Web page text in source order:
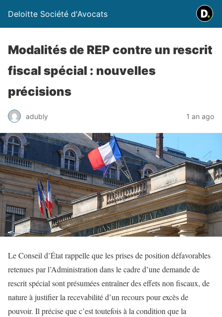
Deloitte Société d'Avocats
Modalités de REP contre un rescrit
fiscal spécial : nouvelles
précisions
adubly 1 an ago
Le Conseil d’État rappelle que les prises de position défavorables
retenues par l’Administration dans le cadre d’une demande de
rescrit spécial sont présumées entraîner des effets non fiscaux, de
nature à justifier la recevabilité d’un recours pour excès de
pouvoir. Il précise que c’est toutefois à la condition que la